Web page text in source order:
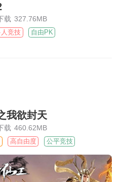
载 327.76MB
人竞技 自由PK
我欲封天
载 460.62MB
高自由度 公平竞技